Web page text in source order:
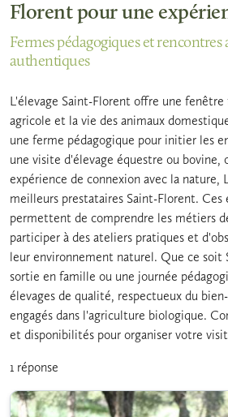
Florent pour une
Fermes pédagogiques et rencontres
authentiques
L'élevage Saint-Florent offre une fenêtre
agricole et la vie des animaux
une ferme pédagogique pour initier les
une visite d'élevage équestre ou bovine,
expérience de connexion avec la nature,
meilleurs prestataires Saint-Florent. Ces
permettent de comprendre les métiers
participer à des ateliers pratiques et
leur environnement naturel. Que ce soit
sortie en famille ou une journée
élevages de qualité, respectueux du
engagés dans l'agriculture biologique.
et disponibilités pour organiser votre
1 réponse